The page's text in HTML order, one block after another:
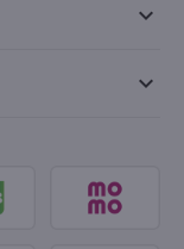
keyboard_arrow_down
keyboard_arrow_down